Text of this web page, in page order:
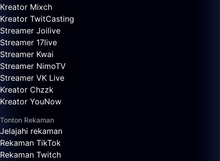
Kreator Mixch
Kreator TwitCasting
Streamer Joilive
Streamer 17live
Streamer Kwai
Streamer NimoTV
Streamer VK Live
Kreator Chzzk
Kreator YouNow
Tonton Rekaman
Jelajahi rekaman
Rekaman TikTok
Rekaman Twitch